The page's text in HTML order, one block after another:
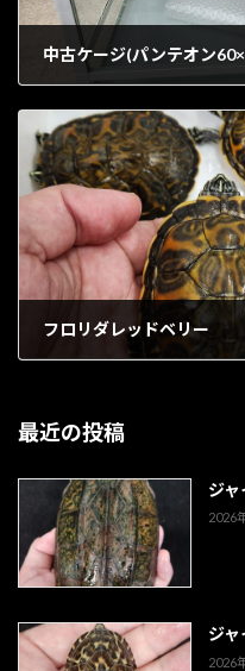
中古ケージ(パンテオン
フロリダレッドベリー
最近の投稿
ジ
2026
ジ
2026